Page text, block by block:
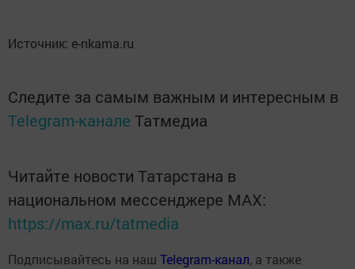
Источник: e-nkama.ru
Следите за самым важным и интересным в
Telegram-канале Татмедиа
Читайте новости Татарстана в
национальном мессенджере MАХ:
https://max.ru/tatmedia
Подписывайтесь на наш Telegram-канал, а также